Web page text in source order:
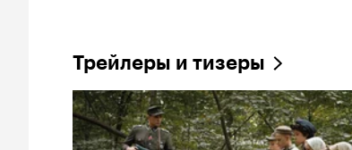
Трейлеры и тизеры